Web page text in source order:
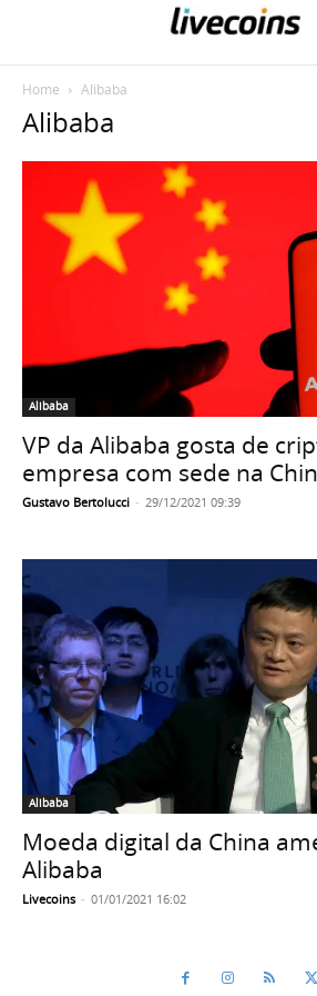
Home Alibaba
Alibaba
Alibaba
VP da Alibaba gosta de
empresa com sede na
Gustavo Bertolucci - 29/12/2021 09:39
Alibaba
Moeda digital da China
Alibaba
Livecoins - 01/01/2021 16:02